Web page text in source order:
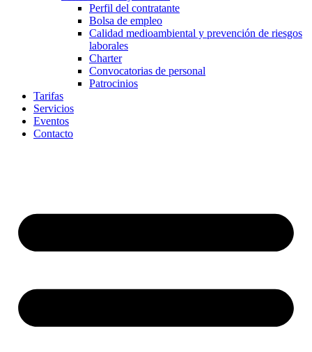
Perfil del contratante
Bolsa de empleo
Calidad medioambiental y prevención de riesgos
laborales
Charter
Convocatorias de personal
Patrocinios
Tarifas
Servicios
Eventos
Contacto